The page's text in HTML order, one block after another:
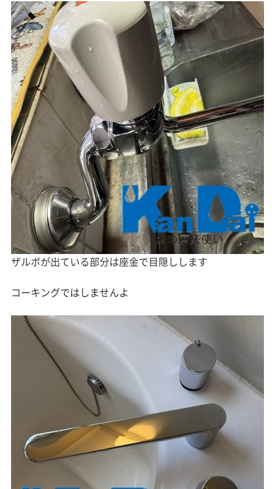
ザルボが出ている部分は座金で目隠しします
コーキングではしませんよ